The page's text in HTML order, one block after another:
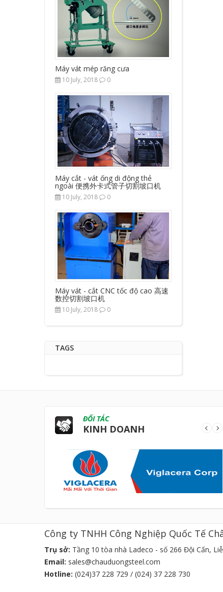
Máy vát mép răng cưa
10 July, 2018 0
Máy cắt - vát ống di động thẻ
ngoài 便携外卡式管子切割坡口机
10 July, 2018 0
Máy vát - cắt CNC tốc độ cao 高速
数控切割坡口机
10 July, 2018 0
TAGS
ĐỐI TÁC
KINH DOANH
Công ty TNHH Công Nghiệp Quốc Tế
Trụ sở: Tầng 10 tòa nhà Ladeco - số 266 Đội Cấn,
Email: sales@chauduongsteel.com
Hotline: (024)37 228 729 / (024) 37 228 730